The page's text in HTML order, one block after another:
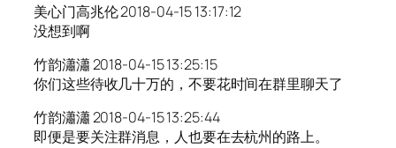
美心门高兆伦 2018-04-15 13:17:12
没想到啊
竹韵瀟瀟 2018-04-15 13:25:15
你们这些待收几十万的，不要花时间在群里聊天了
竹韵瀟瀟 2018-04-15 13:25:44
即便是要关注群消息，人也要在去杭州的路上。